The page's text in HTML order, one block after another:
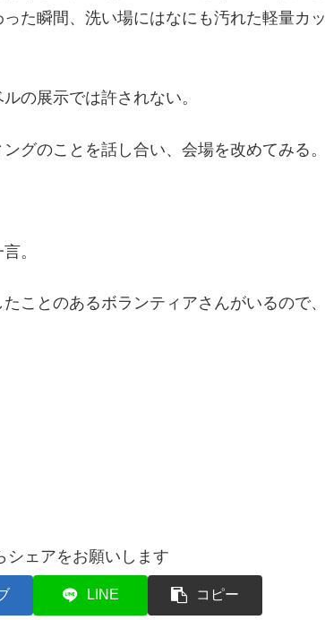
た瞬間、洗い場にはなにも汚れた軽量カッ
の展示では許されない。
グのことを話し合い、会場を改めてみる。
。
ことのあるボランティアさんがいるので、
シェアをお願いします
LINE コピー